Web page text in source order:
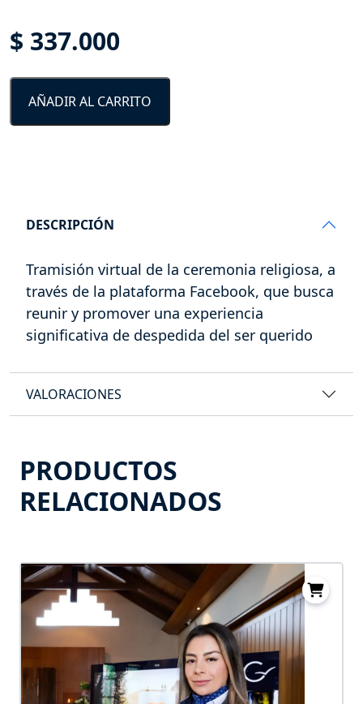
cantidad
$ 337.000
AÑADIR AL CARRITO
DESCRIPCIÓN
Tramisión virtual de la ceremonia religiosa, a
través de la plataforma Facebook, que busca
reunir y promover una experiencia
significativa de despedida del ser querido
VALORACIONES
PRODUCTOS
RELACIONADOS